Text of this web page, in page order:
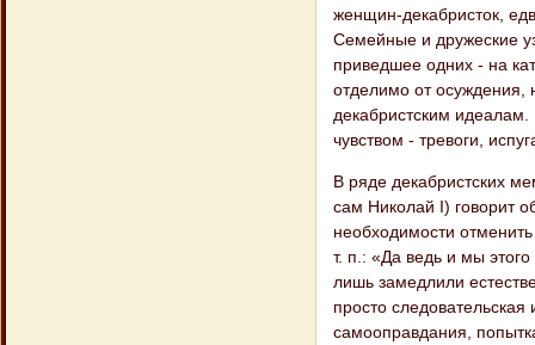
женщин-декабристок,
Семейные и дружеские
приведшее одних - на
отделимо от осуждения,
декабристским
чувством - тревоги,
В ряде декабристских
сам Николай I) говорит
необходимости
т. п.: «Да ведь и мы
лишь замедлили
просто
самооправдания,